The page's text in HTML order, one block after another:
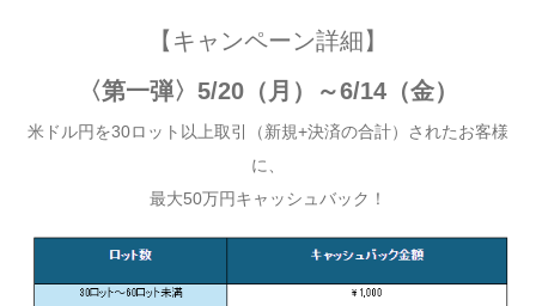
【キャンペーン詳細】
〈第一弾〉5/20（月）～6/14（金）
米ドル円を30ロット以上取引（新規+決済の合計）されたお客様
に、
最大50万円キャッシュバック！